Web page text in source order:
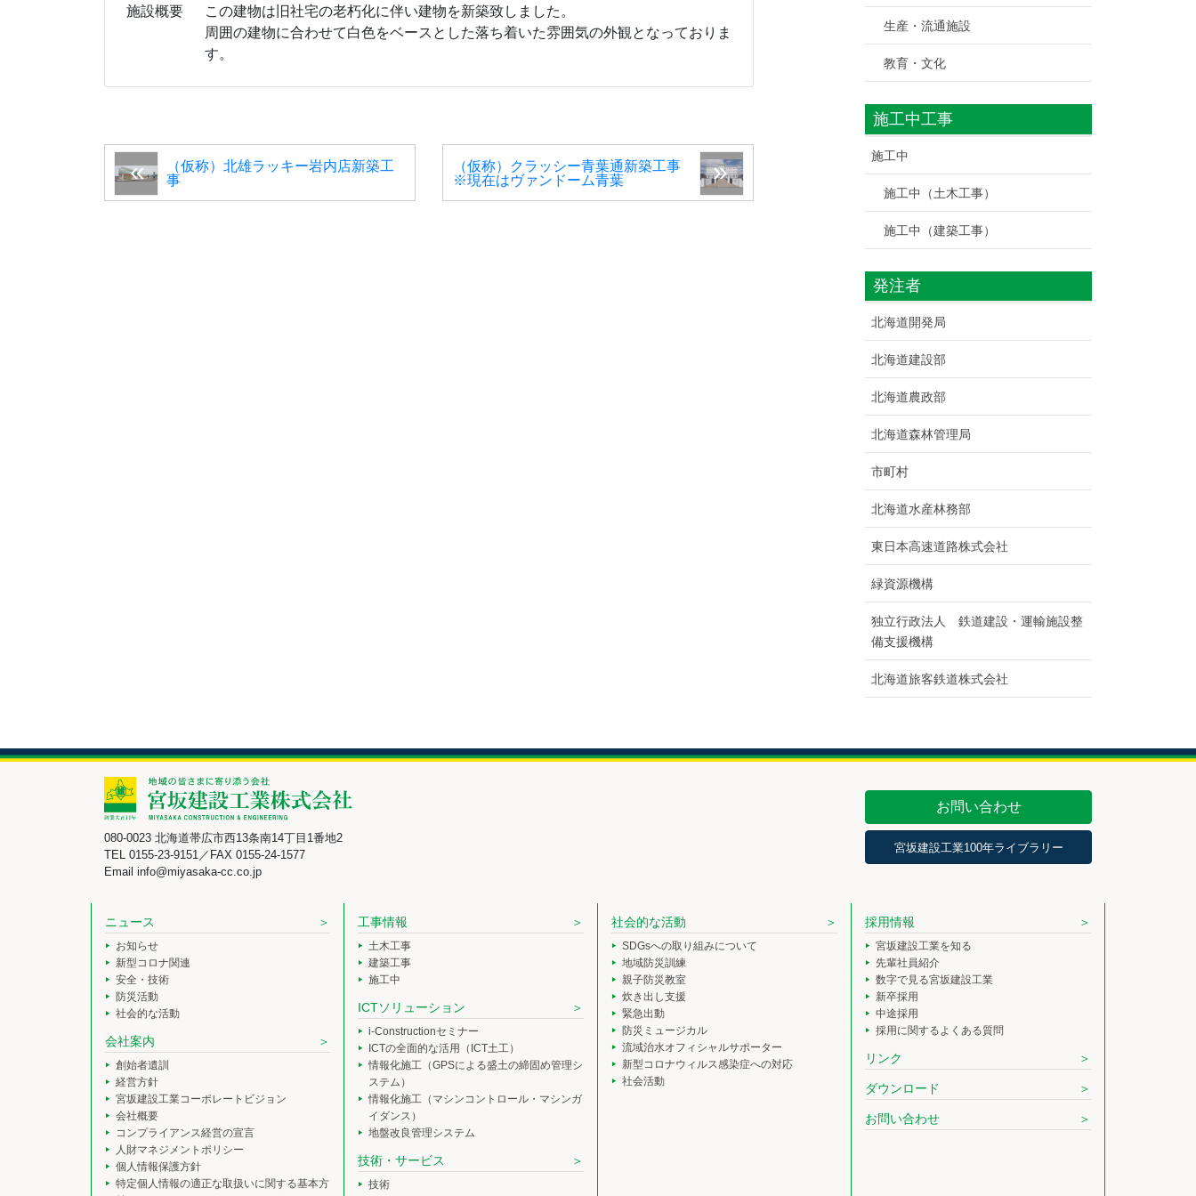
施設概要
この建物は旧社宅の老朽化に伴い建物を新築致しました。
周囲の建物に合わせて白色をベースとした落ち着いた雰囲気の外観となっておりま
す。
（仮称）北雄ラッキー岩内店新築工
事
（仮称）クラッシー青葉通新築工事
※現在はヴァンドーム青葉
生産・流通施設
教育・文化
施工中工事
施工中
施工中（土木工事）
施工中（建築工事）
発注者
北海道開発局
北海道建設部
北海道農政部
北海道森林管理局
市町村
北海道水産林務部
東日本高速道路株式会社
緑資源機構
独立行政法人 鉄道建設・運輸施設整
備支援機構
北海道旅客鉄道株式会社
080-0023 北海道帯広市西13条南14丁目1番地2
TEL 0155-23-9151／FAX 0155-24-1577
Email info@miyasaka-cc.co.jp
お問い合わせ
宮坂建設工業100年ライブラリー
ニュース
お知らせ
新型コロナ関連
安全・技術
防災活動
社会的な活動
会社案内
創始者遺訓
経営方針
宮坂建設工業コーポレートビジョン
会社概要
コンプライアンス経営の宣言
人財マネジメントポリシー
個人情報保護方針
特定個人情報の適正な取扱いに関する基本方
工事情報
土木工事
建築工事
施工中
ICTソリューション
i-Constructionセミナー
ICTの全面的な活用（ICT土工）
情報化施工（GPSによる盛土の締固め管理シ
ステム）
情報化施工（マシンコントロール・マシンガ
イダンス）
地盤改良管理システム
技術・サービス
技術
社会的な活動
SDGsへの取り組みについて
地域防災訓練
親子防災教室
炊き出し支援
緊急出動
防災ミュージカル
流域治水オフィシャルサポーター
新型コロナウィルス感染症への対応
社会活動
採用情報
宮坂建設工業を知る
先輩社員紹介
数字で見る宮坂建設工業
新卒採用
中途採用
採用に関するよくある質問
リンク
ダウンロード
お問い合わせ